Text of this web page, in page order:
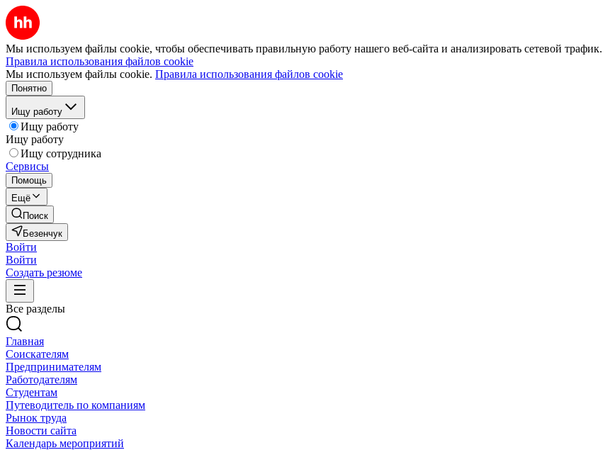
Мы используем файлы cookie, чтобы обеспечивать правильную работу нашего веб-сайта и анализировать сетевой трафик.
Правила использования файлов cookie
Мы используем файлы cookie. Правила использования файлов cookie
Понятно
Ищу работу
Ищу работу
Ищу работу
Ищу сотрудника
Сервисы
Помощь
Ещё
Поиск
Безенчук
Войти
Войти
Создать резюме
Все разделы
Главная
Соискателям
Предпринимателям
Работодателям
Студентам
Путеводитель по компаниям
Рынок труда
Новости сайта
Календарь мероприятий